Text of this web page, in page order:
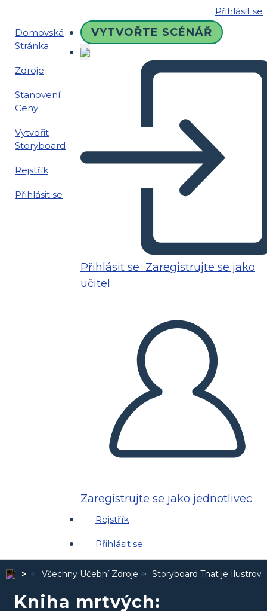
Přihlásit se
Domovská
Stránka
Zdroje
Stanovení
Ceny
Vytvořit
Storyboard
Rejstřík
Přihlásit se
VYTVOŘTE SCÉNÁŘ
Přihlásit se Zaregistrujte se jako
učitel
Zaregistrujte se jako jednotlivec
Rejstřík
Přihlásit se
Všechny Učební Zdroje Storyboard That je
Kniha mrtvých: